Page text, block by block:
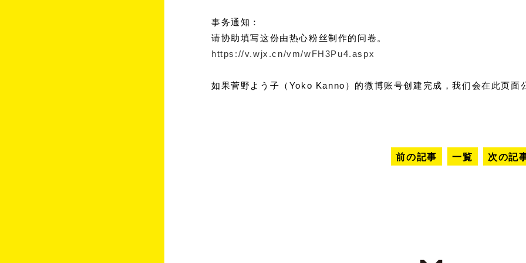
事务通知：
请协助填写这份由热心粉丝制作的问卷。
https://v.wjx.cn/vm/wFH3Pu4.aspx
如果菅野よう子（Yoko Kanno）的微博账号创建完成，我们会在此页面
前の記事 一覧 次の記